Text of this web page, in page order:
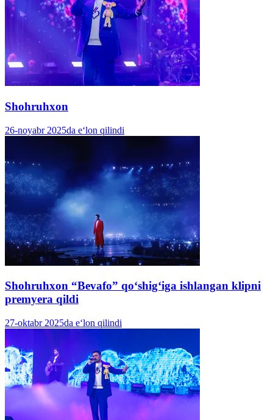
Shohruhxon
26-noyabr 2025da e‘lon qilindi
Shohruhxon “Bevafo” qo‘shig‘iga ishlangan klipni
premyera qildi
27-oktabr 2025da e‘lon qilindi